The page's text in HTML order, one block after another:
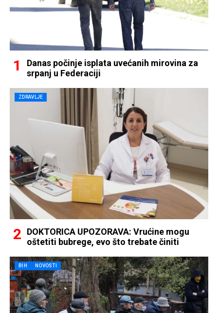
Danas počinje isplata uvećanih mirovina za
srpanj u Federaciji
ZDRAVLJE
DOKTORICA UPOZORAVA: Vrućine mogu
oštetiti bubrege, evo što trebate činiti
BIH NOVOSTI